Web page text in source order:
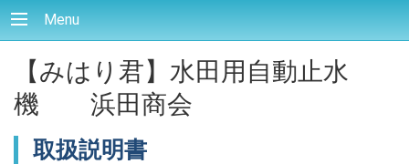
Menu
【みはり君】水田用自動止水
機 浜田商会
取扱説明書